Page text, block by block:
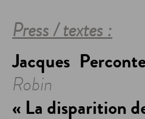
Press / textes :
Jacques
Robin
« La disparition